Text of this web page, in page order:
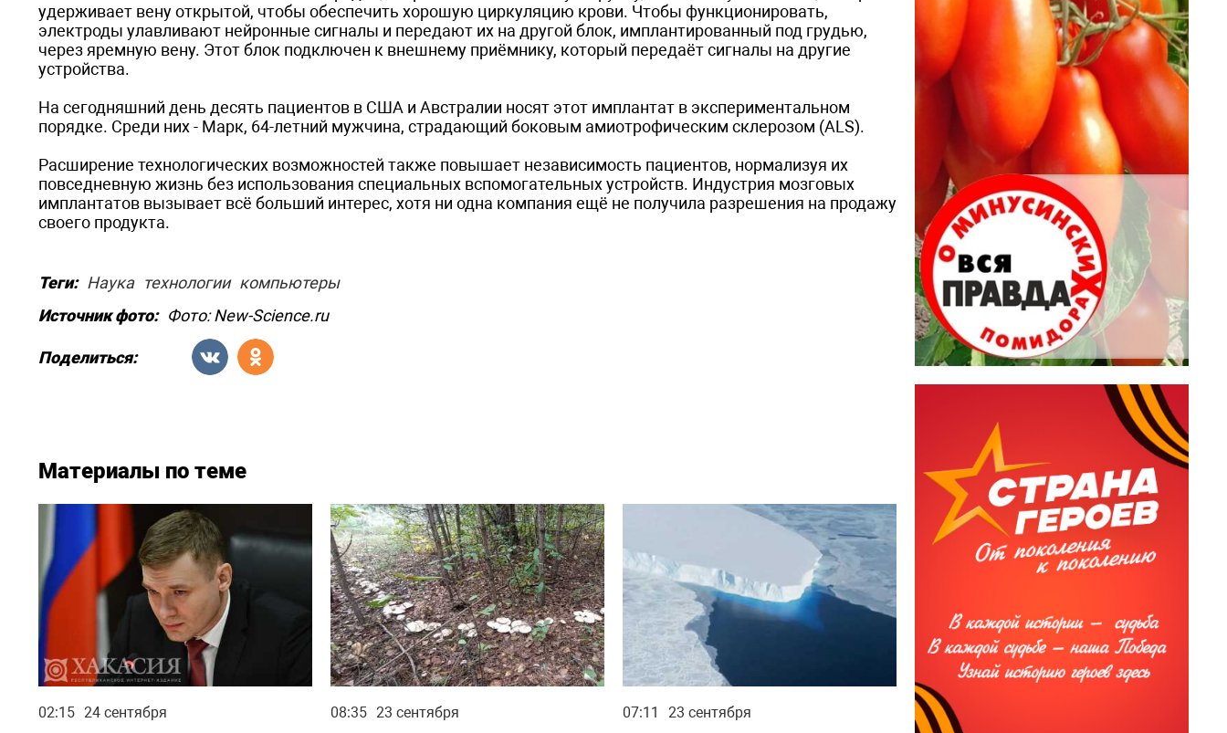
удерживает вену открытой, чтобы обеспечить хорошую циркуляцию крови. Чтобы функционировать,
электроды улавливают нейронные сигналы и передают их на другой блок, имплантированный под грудью,
через яремную вену. Этот блок подключен к внешнему приёмнику, который передаёт сигналы на другие
устройства.
На сегодняшний день десять пациентов в США и Австралии носят этот имплантат в экспериментальном
порядке. Среди них - Марк, 64-летний мужчина, страдающий боковым амиотрофическим склерозом (ALS).
Расширение технологических возможностей также повышает независимость пациентов, нормализуя их
повседневную жизнь без использования специальных вспомогательных устройств. Индустрия мозговых
имплантатов вызывает всё больший интерес, хотя ни одна компания ещё не получила разрешения на продажу
своего продукта.
Теги: Наука технологии компьютеры
Источник фото: Фото: New-Science.ru
Поделиться:
Материалы по теме
02:15 24 сентября 08:35 23 сентября 07:11 23 сентября